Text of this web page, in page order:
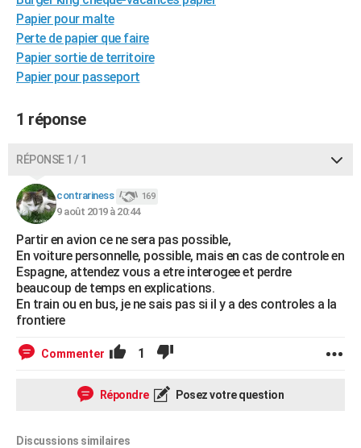
Alimentation
Guide de la santé
Maladies
Médicaments
Sommeil
VOYAGE
Destinations
City break
Voyage nature
Voyage de noces
Forum
Climat
+PHOTO
BONS PLANS
CARTE DE VOEUX
Carte de Noël
Carte Bonne année
Carte Saint-Valentin
Carte Pâques
Carte d'anniversaire
DICTIONNAIRE
Dictionnaire
Biographies
Citations
Expressions
Proverbes
COPAINS D'AVANT
S'inscrire
Se connecter
Lycées
Collèges
Primaires
Universités
Entreprises
Service militaire
Avis de recherche
AVIS DE DÉCÈS
FORUM
Bricolage
Lifestyle
Culture
Sport
Auto
Television
Voyage
Cinema
Papier pour malte
Perte de papier que faire
Papier sortie de territoire
Papier pour passeport
1 réponse
RÉPONSE 1 / 1
contrariness 169
9 août 2019 à 20:44
Partir en avion ce ne sera pas possible,
En voiture personnelle, possible, mais en cas de controle en
Espagne, attendez vous a etre interogee et perdre
beaucoup de temps en explications.
En train ou en bus, je ne sais pas si il y a des controles a la
frontiere
Commenter 1
Répondre Posez votre question
Discussions similaires